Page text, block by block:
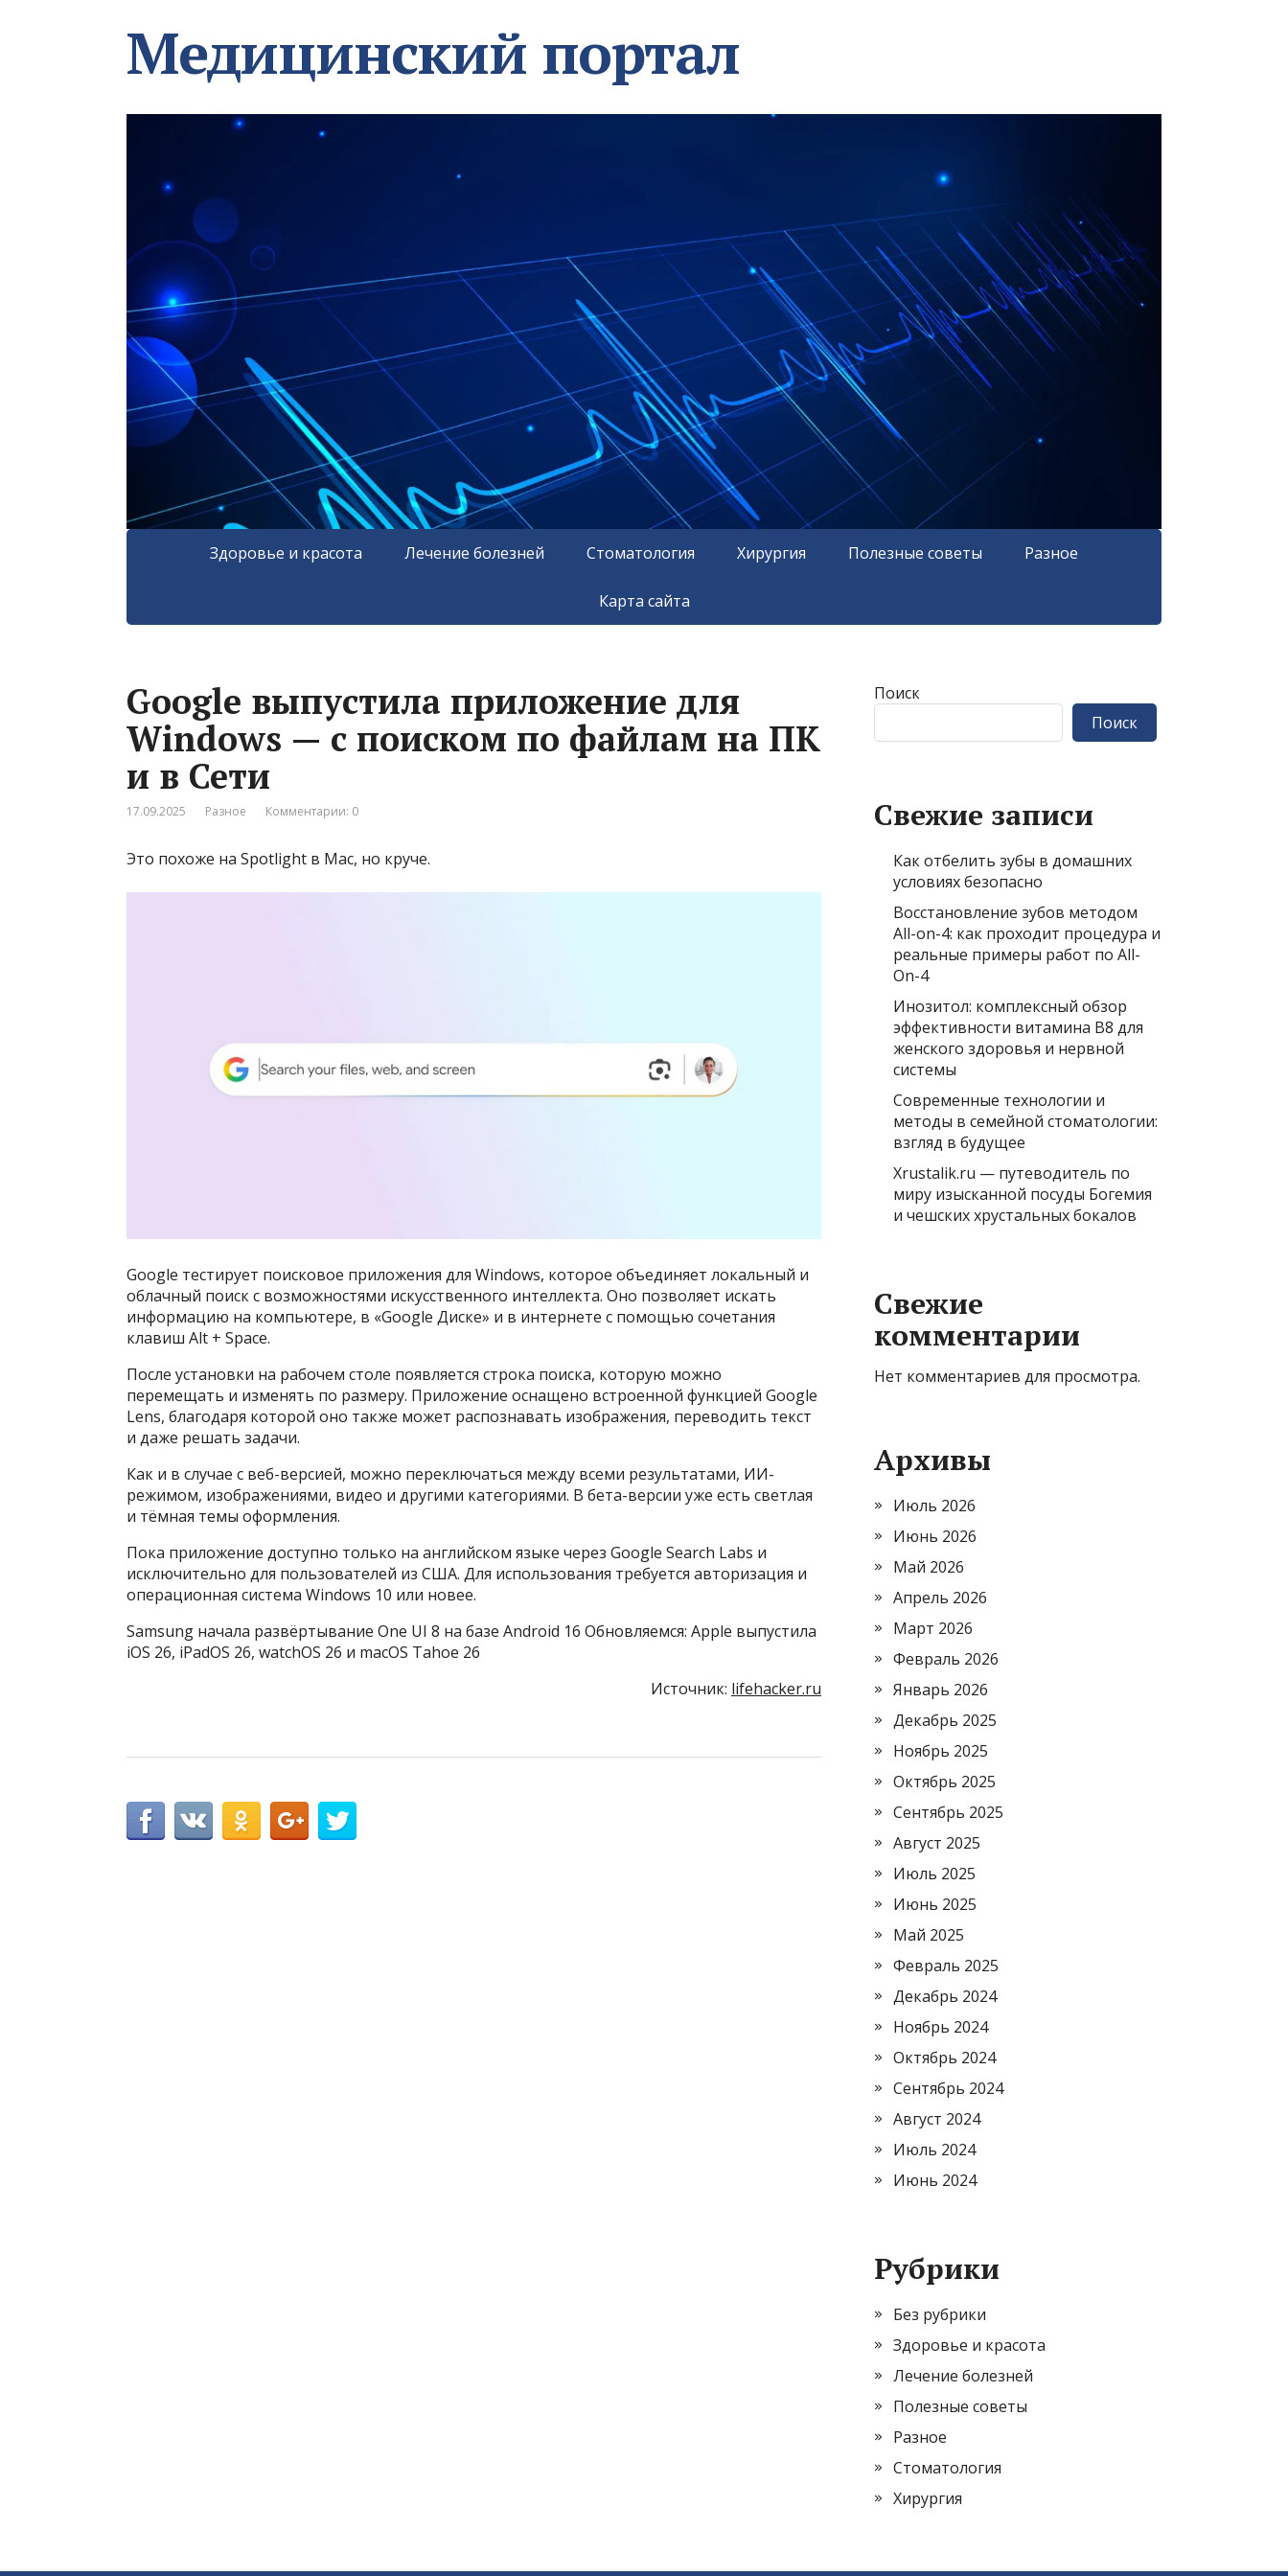
Медицинский портал
Здоровье и красота Лечение болезней Стоматология Хирургия Полезные советы Разное
Карта сайта
Google выпустила приложение для
Windows — с поиском по файлам на ПК
и в Сети
17.09.2025 Разное Комментарии: 0
Это похоже на Spotlight в Mac, но круче.
Google тестирует поисковое приложения для Windows, которое объединяет локальный и
облачный поиск с возможностями искусственного интеллекта. Оно позволяет искать
информацию на компьютере, в «Google Диске» и в интернете с помощью сочетания
клавиш Alt + Space.
После установки на рабочем столе появляется строка поиска, которую можно
перемещать и изменять по размеру. Приложение оснащено встроенной функцией Google
Lens, благодаря которой оно также может распознавать изображения, переводить текст
и даже решать задачи.
Как и в случае с веб-версией, можно переключаться между всеми результатами, ИИ-
режимом, изображениями, видео и другими категориями. В бета-версии уже есть светлая
и тёмная темы оформления.
Пока приложение доступно только на английском языке через Google Search Labs и
исключительно для пользователей из США. Для использования требуется авторизация и
операционная система Windows 10 или новее.
Samsung начала развёртывание One UI 8 на базе Android 16 Обновляемся: Apple выпустила
iOS 26, iPadOS 26, watchOS 26 и macOS Tahoe 26
Источник: lifehacker.ru
Поиск
Поиск
Свежие записи
Как отбелить зубы в домашних
условиях безопасно
Восстановление зубов методом
All-on-4: как проходит процедура и
реальные примеры работ по All-
On-4
Инозитол: комплексный обзор
эффективности витамина B8 для
женского здоровья и нервной
системы
Современные технологии и
методы в семейной стоматологии:
взгляд в будущее
Xrustalik.ru — путеводитель по
миру изысканной посуды Богемия
и чешских хрустальных бокалов
Свежие
комментарии
Нет комментариев для просмотра.
Архивы
Июль 2026
Июнь 2026
Май 2026
Апрель 2026
Март 2026
Февраль 2026
Январь 2026
Декабрь 2025
Ноябрь 2025
Октябрь 2025
Сентябрь 2025
Август 2025
Июль 2025
Июнь 2025
Май 2025
Февраль 2025
Декабрь 2024
Ноябрь 2024
Октябрь 2024
Сентябрь 2024
Август 2024
Июль 2024
Июнь 2024
Рубрики
Без рубрики
Здоровье и красота
Лечение болезней
Полезные советы
Разное
Стоматология
Хирургия